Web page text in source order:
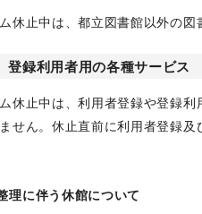
休止中は、都立図書館以外の図
登録利用者用の各種サービス
休止中は、利用者登録や登録
せん。休止直前に利用者登録
理に伴う休館について